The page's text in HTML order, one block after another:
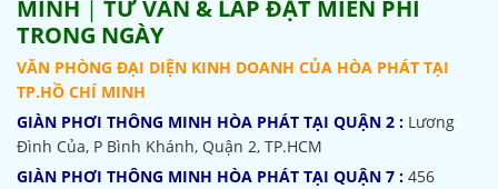
MINH | TƯ VẤN & LẮP ĐẶT MIỄN PHÍ
TRONG NGÀY
VĂN PHÒNG ĐẠI DIỆN KINH DOANH CỦA HÒA PHÁT TẠI
TP.HỒ CHÍ MINH
GIÀN PHƠI THÔNG MINH HÒA PHÁT TẠI QUẬN 2 : Lương
Đình Của, P Bình Khánh, Quận 2, TP.HCM
GIÀN PHƠI THÔNG MINH HÒA PHÁT TẠI QUẬN 7 : 456